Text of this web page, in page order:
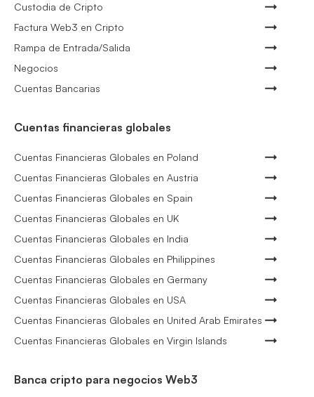
Custodia de Cripto
Factura Web3 en Cripto
Rampa de Entrada/Salida
Negocios
Cuentas Bancarias
Cuentas financieras globales
Cuentas Financieras Globales en Poland
Cuentas Financieras Globales en Austria
Cuentas Financieras Globales en Spain
Cuentas Financieras Globales en UK
Cuentas Financieras Globales en India
Cuentas Financieras Globales en Philippines
Cuentas Financieras Globales en Germany
Cuentas Financieras Globales en USA
Cuentas Financieras Globales en United Arab Emirates
Cuentas Financieras Globales en Virgin Islands
Banca cripto para negocios Web3